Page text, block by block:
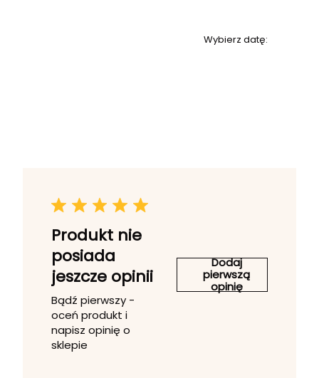
Wybierz datę:
Produkt nie
posiada
jeszcze opinii
Bądź pierwszy -
oceń produkt i
napisz opinię o
sklepie
Dodaj
pierwszą
opinię